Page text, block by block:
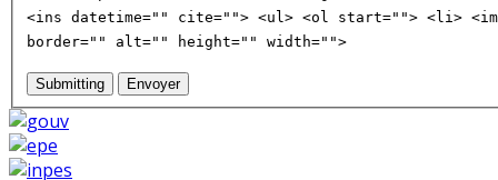
<ins datetime="" cite=""> <ul> <ol start=""> <li>
border="" alt="" height="" width="">
Submitting Envoyer